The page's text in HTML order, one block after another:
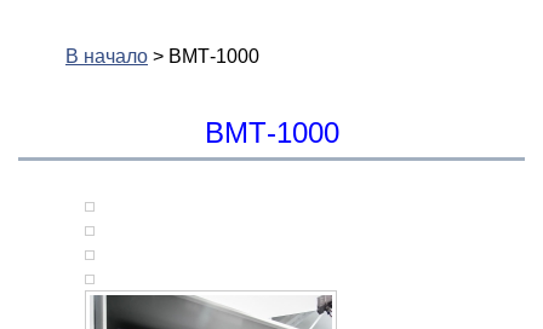
В начало > ВМТ-1000
ВМТ-1000